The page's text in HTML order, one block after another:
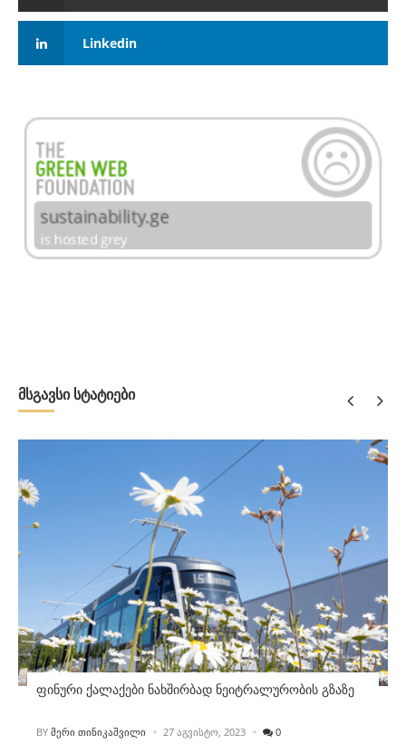
Linkedin
მსგავსი სტატიები
ფინური ქალაქები ნახშირბად ნეიტრალურობის გზაზე
POSTED
BY ᲛᲔᲠᲘ ᲗᲘᲜᲘᲙᲐᲨᲕᲘᲚᲘ 27 ᲐᲒᲕᲘᲡᲢᲝ, 2023 0